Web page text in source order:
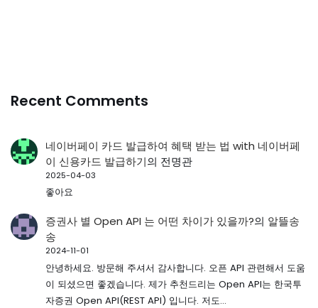
Recent Comments
네이버페이 카드 발급하여 혜택 받는 법 with 네이버페
이 신용카드 발급하기의 전명관
2025-04-03
좋아요
증권사 별 Open API 는 어떤 차이가 있을까?의 알뜰송
송
2024-11-01
안녕하세요. 방문해 주셔서 감사합니다. 오픈 API 관련해서 도움
이 되셨으면 좋겠습니다. 제가 추천드리는 Open API는 한국투
자증권 Open API(REST API) 입니다. 저도…